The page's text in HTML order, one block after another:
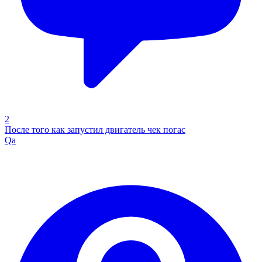
2
После того как запустил двигатель чек погас
Qa